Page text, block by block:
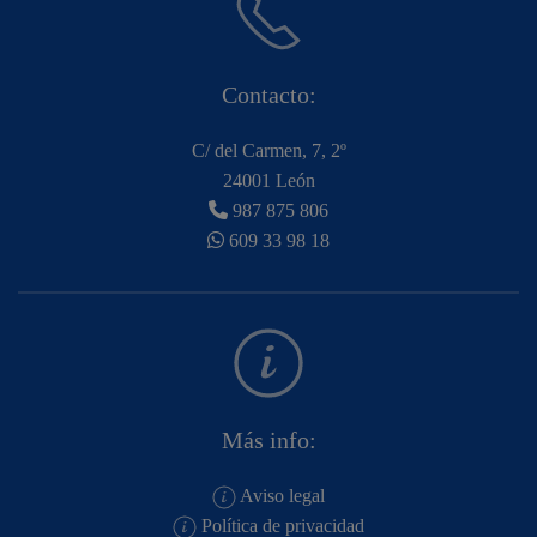
Contacto:
C/ del Carmen, 7, 2º
24001 León
987 875 806
609 33 98 18
Más info:
Aviso legal
Política de privacidad